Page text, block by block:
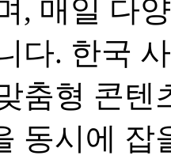
, 매일 다
다. 한국
춤형 콘텐
동시에 잡